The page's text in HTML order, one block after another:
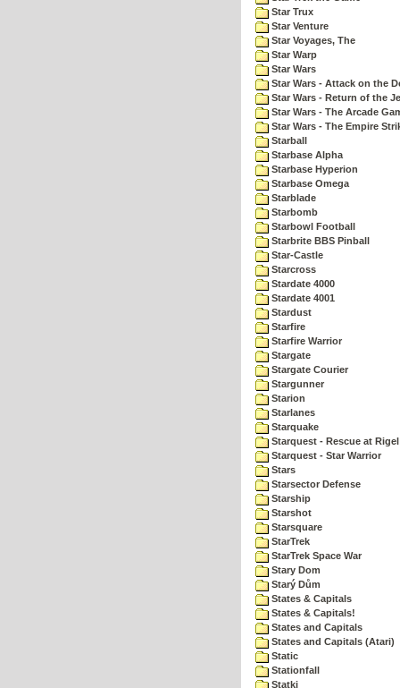
Star Trux
Star Venture
Star Voyages, The
Star Warp
Star Wars
Star Wars - Attack on the
Star Wars - Return of the
Star Wars - The Arcade
Star Wars - The Empire
Starball
Starbase Alpha
Starbase Hyperion
Starbase Omega
Starblade
Starbomb
Starbowl Football
Starbrite BBS Pinball
Star-Castle
Starcross
Stardate 4000
Stardate 4001
Stardust
Starfire
Starfire Warrior
Stargate
Stargate Courier
Stargunner
Starion
Starlanes
Starquake
Starquest - Rescue at Rigel
Starquest - Star Warrior
Stars
Starsector Defense
Starship
Starshot
Starsquare
StarTrek
StarTrek Space War
Stary Dom
Starý Dům
States & Capitals
States & Capitals!
States and Capitals
States and Capitals (Atari)
Static
Stationfall
Statki